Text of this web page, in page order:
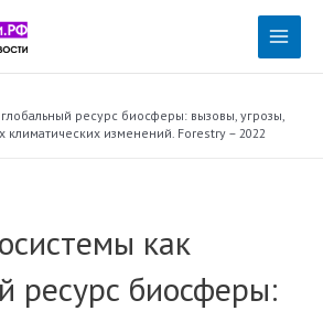
Main
ресурс биосферы: вызовы, угрозы,
климатических изменений. Forestry – 2022
как
ресурс биосферы: